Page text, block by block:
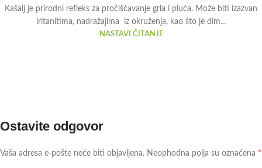
Kašalj je prirodni refleks za pročišćavanje grla i pluća. Može biti izazvan
iritanitima, nadražajima iz okruženja, kao što je dim...
NASTAVI ČITANJE
Ostavite odgovor
Vaša adresa e-pošte neće biti objavljena. Neophodna polja su označena *